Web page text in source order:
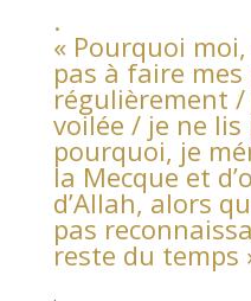
.
« Pourquoi
pas à faire mes
régulièrement /
voilée / je ne
pourquoi, je
la Mecque et
d’Allah, alors
pas
reste du temps
.